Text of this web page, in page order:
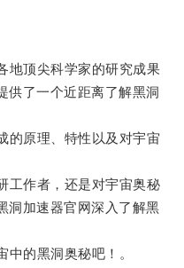
顶尖科学家的研究成果
供了一个近距离了解黑洞
原理、特性以及对宇宙
作者，还是对宇宙奥秘
洞加速器官网深入了解黑
的黑洞奥秘吧！。